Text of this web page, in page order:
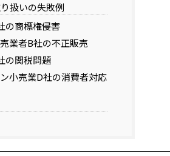
扱いの失敗例
の商標権侵害
業者B社の不正販売
の関税問題
小売業D社の消費者対応